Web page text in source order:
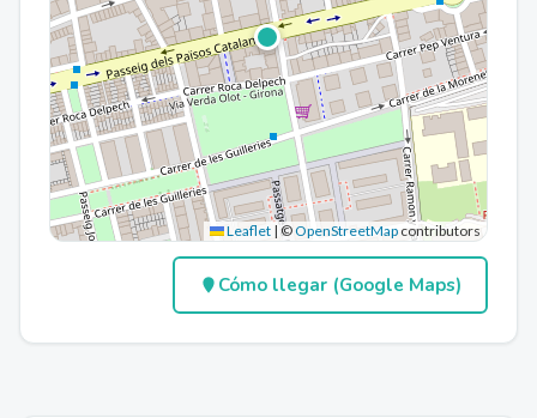
Leaflet | ©OpenStreetMapcontributors
Cómo llegar (Google Maps)